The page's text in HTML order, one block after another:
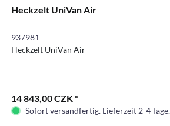
Heckzelt UniVan Air
937981
Heckzelt UniVan Air
14 843,00 CZK *
Sofort versandfertig. Lieferzeit 2-4 Tage.